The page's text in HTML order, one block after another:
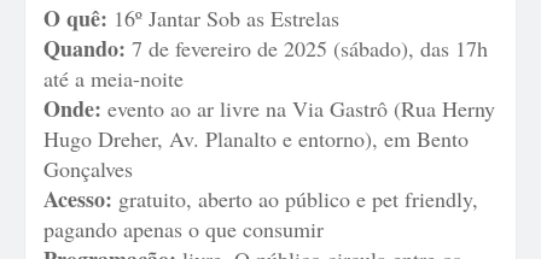
O quê: 16º Jantar Sob as Estrelas
Quando: 7 de fevereiro de 2025 (sábado), das 17h
até a meia-noite
Onde: evento ao ar livre na Via Gastrô (Rua Herny
Hugo Dreher, Av. Planalto e entorno), em Bento
Gonçalves
Acesso: gratuito, aberto ao público e pet friendly,
pagando apenas o que consumir